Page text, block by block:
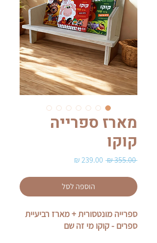
מארז ספרייה
קוקו
‏355.00 ‏₪
מחיר
הוספה לסל
ספרייה מונטסורית + מארז רביעיית
ספרים - קוקו מי זה שם